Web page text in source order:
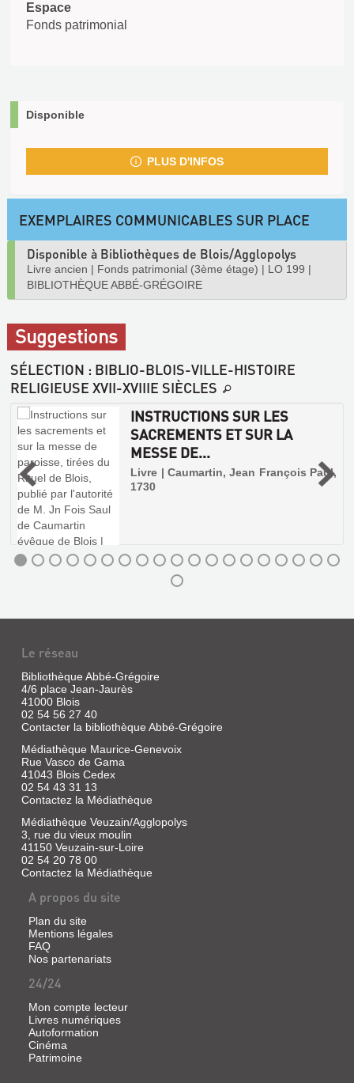
Espace
Fonds patrimonial
Disponible
PLUS D'INFOS
EXEMPLAIRES COMMUNICABLES SUR PLACE
Disponible à Bibliothèques de Blois/Agglopolys
Livre ancien | Fonds patrimonial (3ème étage) | LO 199 |
BIBLIOTHÈQUE ABBÉ-GRÉGOIRE
Suggestions
SÉLECTION : BIBLIO-BLOIS-VILLE-HISTOIRE
RELIGIEUSE XVII-XVIIIE SIÈCLES
INSTRUCTIONS SUR LES
SACREMENTS ET SUR LA
MESSE DE...
Livre | Caumartin, Jean François Paul,
1730
Le réseau
Bibliothèque Abbé-Grégoire
4/6 place Jean-Jaurès
41000 Blois
02 54 56 27 40
Contacter la bibliothèque Abbé-Grégoire
Médiathèque Maurice-Genevoix
Rue Vasco de Gama
41043 Blois Cedex
02 54 43 31 13
Contactez la Médiathèque
Médiathèque Veuzain/Agglopolys
3, rue du vieux moulin
41150 Veuzain-sur-Loire
02 54 20 78 00
Contactez la Médiathèque
A propos du site
Plan du site
Mentions légales
FAQ
Nos partenariats
24/24
Mon compte lecteur
Livres numériques
Autoformation
Cinéma
Patrimoine